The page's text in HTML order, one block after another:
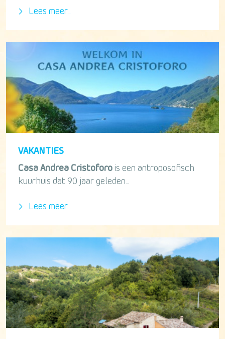
Lees meer...
VAKANTIES
Casa Andrea Cristoforo is een antroposofisch
kuurhuis dat 90 jaar geleden...
Lees meer...